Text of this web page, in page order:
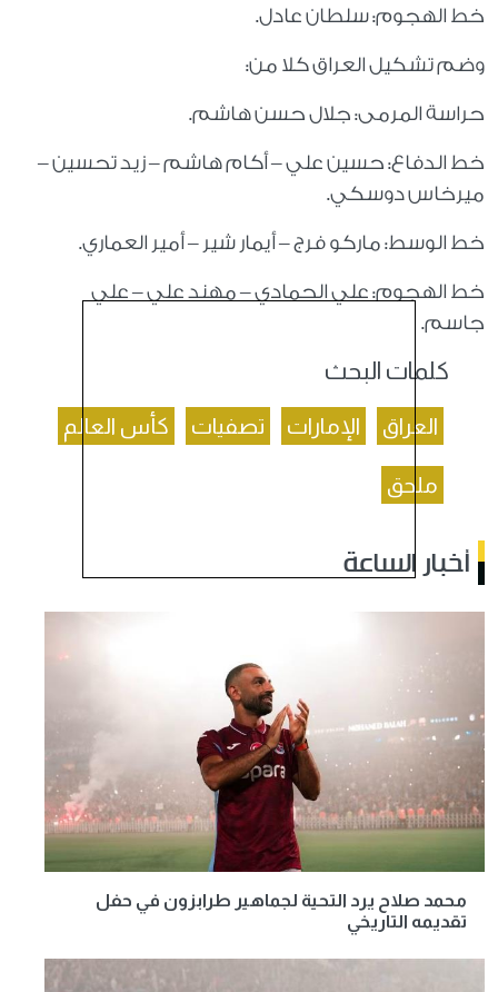
خط الهجوم: سلطان عادل.
وضم تشكيل العراق كلا من:
حراسة المرمى: جلال حسن هاشم.
خط الدفاع: حسين علي – أكام هاشم – زيد تحسين –
ميرخاس دوسكي.
خط الوسط: ماركو فرج – أيمار شير – أمير العماري.
خط الهجوم: علي الحمادي – مهند علي – علي
جاسم.
كلمات البحث
العراق الإمارات تصفيات كأس العالم
ملحق
أخبار الساعة
محمد صلاح يرد التحية لجماهير طرابزون في حفل
تقديمه التاريخي